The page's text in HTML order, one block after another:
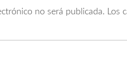
no será publicada. Los